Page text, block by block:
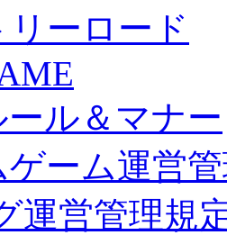
リーロード
ル＆マナー
ゲーム運営
運営管理規